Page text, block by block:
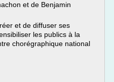
et de Benjamin
et de diffuser ses
les publics à la
chorégraphique national